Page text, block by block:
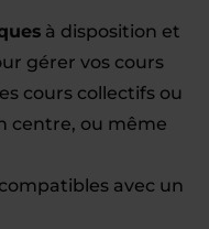
à disposition et
gérer vos cours
cours collectifs ou
centre, ou même
avec un